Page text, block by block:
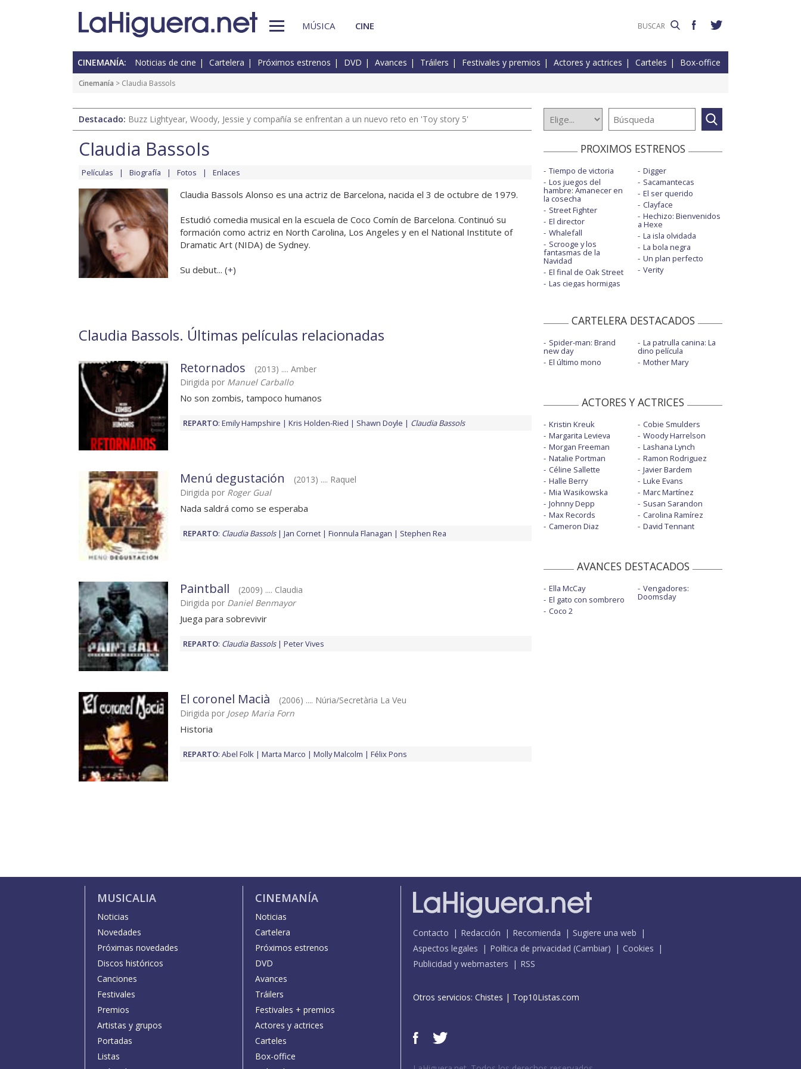
MÚSICA CINE
CINEMANÍA: Noticias de cine Cartelera Próximos estrenos DVD Avances Tráilers Festivales y premios Actores y actrices Carteles Box-office
Cinemanía > Claudia Bassols
Destacado: Buzz Lightyear, Woody, Jessie y compañía se enfrentan a un nuevo reto en 'Toy story 5'
Claudia Bassols
Películas Biografía Fotos Enlaces
Claudia Bassols Alonso es una actriz de Barcelona, nacida el 3 de octubre de 1979.
Estudió comedia musical en la escuela de Coco Comín de Barcelona. Continuó su
formación como actriz en North Carolina, Los Angeles y en el National Institute of
Dramatic Art (NIDA) de Sydney.
Su debut... (+)
Claudia Bassols. Últimas películas relacionadas
Retornados
(2013) .... Amber
Dirigida por Manuel Carballo
No son zombis, tampoco humanos
REPARTO: Emily Hampshire Kris Holden-Ried Shawn Doyle Claudia Bassols
Menú degustación
(2013) .... Raquel
Dirigida por Roger Gual
Nada saldrá como se esperaba
REPARTO: Claudia Bassols Jan Cornet Fionnula Flanagan Stephen Rea
Paintball
(2009) .... Claudia
Dirigida por Daniel Benmayor
Juega para sobrevivir
REPARTO: Claudia Bassols Peter Vives
El coronel Macià
(2006) .... Núria/Secretària La Veu
Dirigida por Josep Maria Forn
Historia
REPARTO: Abel Folk Marta Marco Molly Malcolm Félix Pons
PROXIMOS ESTRENOS
Tiempo de victoria
Los juegos del
hambre: Amanecer en
la cosecha
Street Fighter
El director
Whalefall
Scrooge y los
fantasmas de la
Navidad
El final de Oak Street
Las ciegas hormigas
Digger
Sacamantecas
El ser querido
Clayface
Hechizo: Bienvenidos
a Hexe
La isla olvidada
La bola negra
Un plan perfecto
Verity
CARTELERA DESTACADOS
Spider-man: Brand
new day
El último mono
La patrulla canina: La
dino película
Mother Mary
ACTORES Y ACTRICES
Kristin Kreuk
Margarita Levieva
Morgan Freeman
Natalie Portman
Céline Sallette
Halle Berry
Mia Wasikowska
Johnny Depp
Max Records
Cameron Diaz
Cobie Smulders
Woody Harrelson
Lashana Lynch
Ramon Rodriguez
Javier Bardem
Luke Evans
Marc Martínez
Susan Sarandon
Carolina Ramírez
David Tennant
AVANCES DESTACADOS
Ella McCay
El gato con sombrero
Coco 2
Vengadores:
Doomsday
MUSICALIA
Noticias
Novedades
Próximas novedades
Discos históricos
Canciones
Festivales
Premios
Artistas y grupos
Portadas
Listas
CINEMANÍA
Noticias
Cartelera
Próximos estrenos
DVD
Avances
Tráilers
Festivales + premios
Actores y actrices
Carteles
Box-office
Contacto Redacción Recomienda
Sugiere una web
Aspectos legales
Política de privacidad (Cambiar)
Cookies
Publicidad y webmasters
RSS
Otros servicios: Chistes | Top10Listas.com